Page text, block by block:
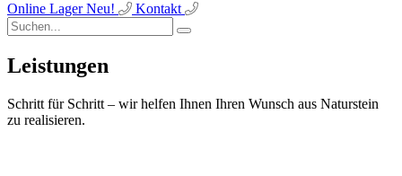
Online LagerNeu! Kontakt
Leistungen
Schritt für Schritt – wir helfen Ihnen Ihren Wunsch aus Naturstein
zu realisieren.